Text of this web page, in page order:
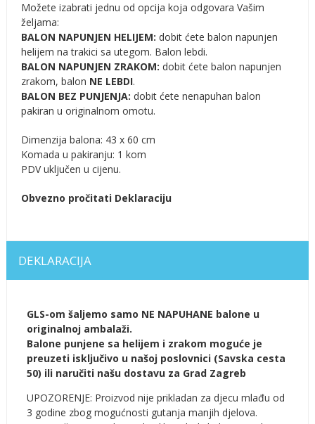
Možete izabrati jednu od opcija koja odgovara Vašim
željama:
BALON NAPUNJEN HELIJEM: dobit ćete balon napunjen
helijem na trakici sa utegom. Balon lebdi.
BALON NAPUNJEN ZRAKOM: dobit ćete balon napunjen
zrakom, balon NE LEBDI.
BALON BEZ PUNJENJA: dobit ćete nenapuhan balon
pakiran u originalnom omotu.
Dimenzija balona: 43 x 60 cm
Komada u pakiranju: 1 kom
PDV uključen u cijenu.
Obvezno pročitati Deklaraciju
DEKLARACIJA
GLS-om šaljemo samo NE NAPUHANE balone u
originalnoj ambalaži.
Balone punjene sa helijem i zrakom moguće je
preuzeti isključivo u našoj poslovnici (Savska cesta
50) ili naručiti našu dostavu za Grad Zagreb
UPOZORENJE: Proizvod nije prikladan za djecu mlađu od
3 godine zbog mogućnosti gutanja manjih djelova.